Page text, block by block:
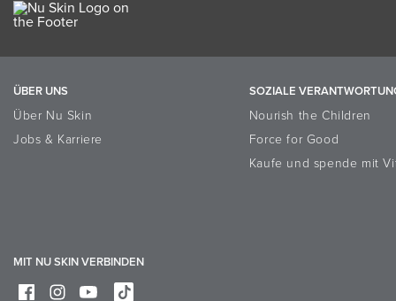
ÜBER UNS
Über Nu Skin
Jobs & Karriere
SOZIALE
Nourish the Children
Force for Good
Kaufe und spende mit
MIT NU SKIN VERBINDEN